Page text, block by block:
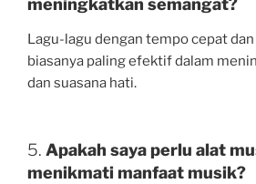
meningkatkan semangat?
Lagu-lagu dengan tempo cepat
biasanya paling efektif dalam
dan suasana hati.
5. Apakah saya perlu alat
menikmati manfaat musik?